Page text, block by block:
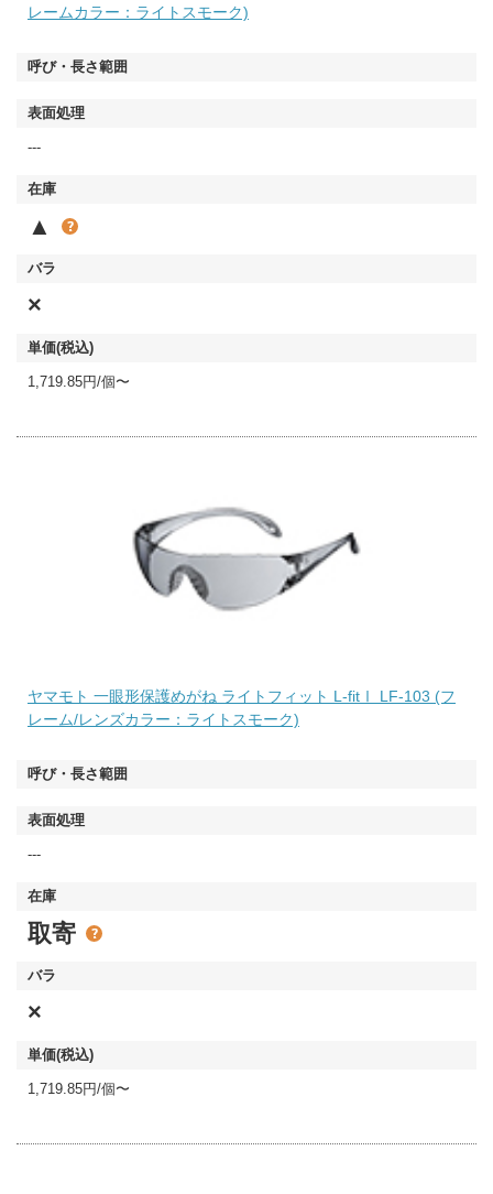
レームカラー：ライトスモーク)
---
▲
×
1,719.85円/個〜
ヤマモト 一眼形保護めがね ライトフィット L-fitⅠ LF-103 (フ
レーム/レンズカラー：ライトスモーク)
---
取寄
×
1,719.85円/個〜